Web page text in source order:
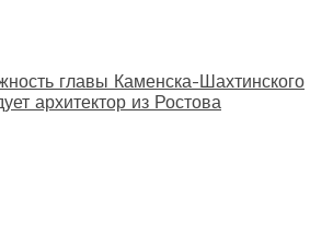
главы Каменска-Шахтинского
архитектор из Ростова